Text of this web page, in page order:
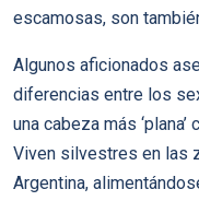
escamosas, son
Algunos aficionados
diferencias entre los
una cabeza más ‘plana’
Viven silvestres en las
Argentina,